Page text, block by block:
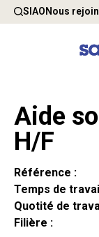
SIAONous
Aide
H/F
Référence :
Temps de
Quotité de
Filière :